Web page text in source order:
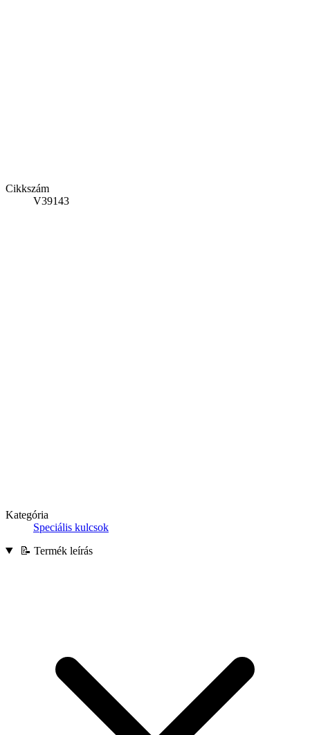
Cikkszám
V39143
Kategória
Speciális kulcsok
📝 Termék leírás